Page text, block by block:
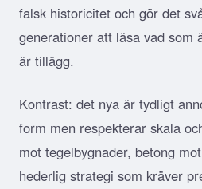
falsk historicitet och gör det
generationer att läsa vad som
är tillägg.
Kontrast: det nya är tydligt
form men respekterar skala
mot tegelbygnader, betong
hederlig strategi som kräver